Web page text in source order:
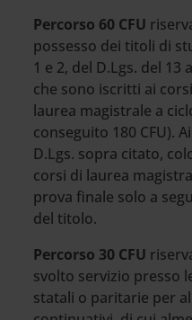
Percorso 60 CFU
possesso dei titoli di
1 e 2, del D.Lgs. del 13
che sono iscritti ai
laurea magistrale a
conseguito 180 CFU).
D.Lgs. sopra citato,
corsi di laurea
prova finale solo a
del titolo.
Percorso 30 CFU
svolto servizio presso
statali o paritarie per